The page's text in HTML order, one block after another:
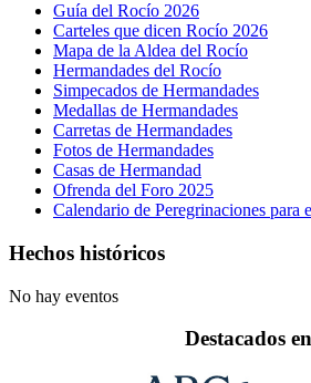
Guía del Rocío 2026
Carteles que dicen Rocío 2026
Mapa de la Aldea del Rocío
Hermandades del Rocío
Simpecados de Hermandades
Medallas de Hermandades
Carretas de Hermandades
Fotos de Hermandades
Casas de Hermandad
Ofrenda del Foro 2025
Calendario de Peregrinaciones para
Hechos históricos
No hay eventos
Destacados en